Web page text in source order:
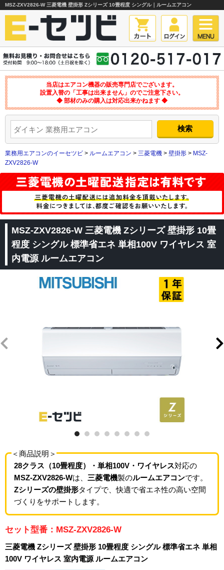
MSZ-ZXV2826-W 三菱電機 壁掛形 Zシリーズ 10畳程度 シングル｜ルームエアコン
当店はエアコン機器の販売専門店でございます。
設置入替の「工事は出来ません」のでご注意下さい。
◆ 部材のみの購入は対応出来かねます ◆
業務用エアコンのイーセツビ > ルームエアコン > 三菱電機 > 壁掛形 > MSZ-
ZXV2826-W
MSZ-ZXV2826-W 三菱電機 Zシリーズ 壁掛形 10畳
程度 シングル 標準省エネ 単相100V ワイヤレス 室
内電源 ルームエアコン
＜商品説明＞
28クラス（10畳程度）・単相100V・ワイヤレス対応の
MSZ-ZXV2826-Wは、 三菱電機製のルームエアコンです。
Zシリーズの壁掛形タイプで、快適で省エネ性の高い空間
づくりをサポートします。
セット型番：MSZ-ZXV2826-W
三菱電機 Zシリーズ 壁掛形 10畳程度 シングル 標準省エネ 単相
100V ワイヤレス 室内電源 ルームエアコン